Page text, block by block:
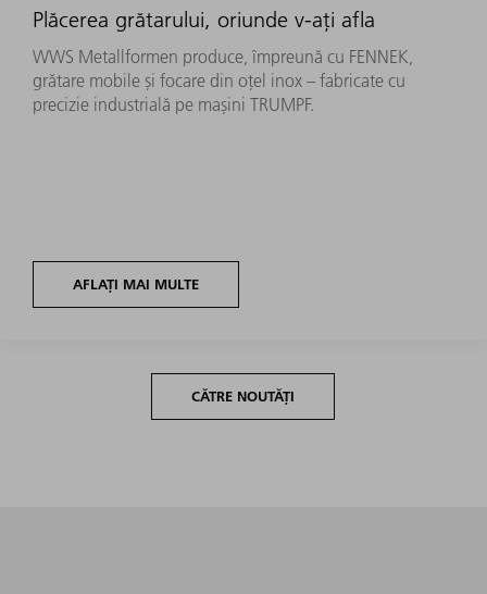
Plăcerea grătarului, oriunde v-ați afla
WWS Metallformen produce, împreună cu FENNEK,
grătare mobile și focare din oțel inox – fabricate cu
precizie industrială pe mașini TRUMPF.
AFLAȚI MAI MULTE
CĂTRE NOUTĂȚI